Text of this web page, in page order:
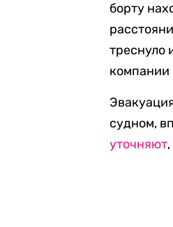
борту
треснуло
компании
судном,
уточняют